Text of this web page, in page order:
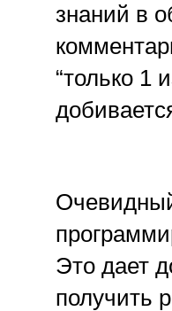
знаний в
“только 1
Это дает
получить